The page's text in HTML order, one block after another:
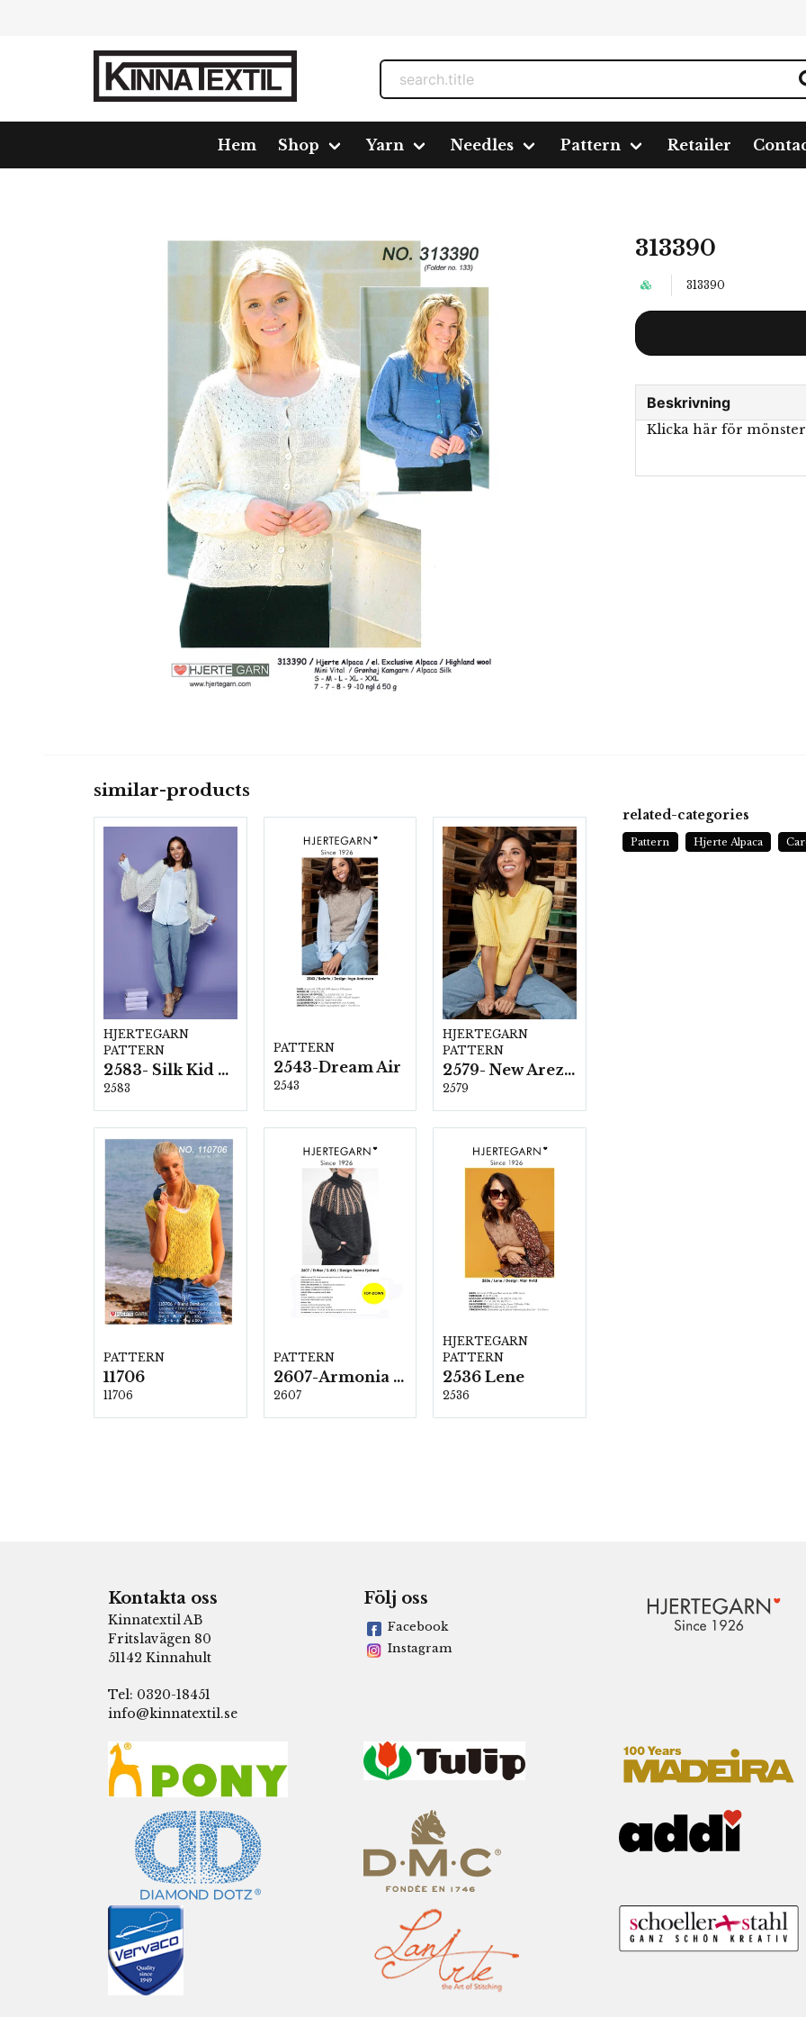
Hem Shop Yarn Needles Pattern Retailer
Pattern 313390
313390
313390
Beskrivning
Klicka här för mönster
similar-products
HJERTEGARN
PATTERN
2583- Silk Kid Mohair
2583
PATTERN
2543-Dream Air
2543
HJERTEGARN
PATTERN
2579- New Arezzo
2579
PATTERN
11706
11706
PATTERN
2607-Armonia och Alpaca 400
2607
HJERTEGARN
PATTERN
2536 Lene
2536
related-categories
Pattern Hjerte Alpaca
Kontakta oss
Kinnatextil AB
Fritslavägen 80
51142 Kinnahult
Tel: 0320-18451
info@kinnatextil.se
Följ oss
Facebook
Instagram